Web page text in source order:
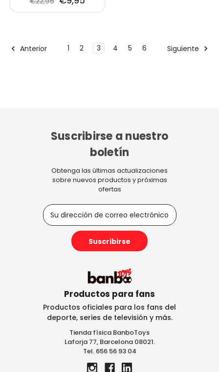
Anterior 1 2 3 4 5 6 Siguiente
Productos para fans
Productos oficiales para los fans del
deporte, series de televisión y más.
Tienda física BanboToys
Laforja 77, Barcelona 08021.
Tel. 656 56 93 04
Suscribirse a nuestro
boletín
Obtenga las últimas actualizaciones
sobre nuevos productos y próximas
ofertas
D
i
e